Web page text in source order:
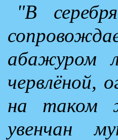
"В
абажуром
червлёной,
на таком
увенчан